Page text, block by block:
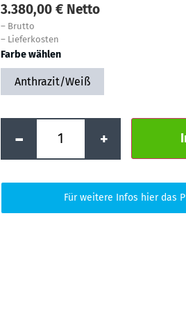
3.380,00 € Netto
– Brutto
– Lieferkosten
Farbe wählen
Anthrazit/Weiß
- +
Für weitere Infos hier das